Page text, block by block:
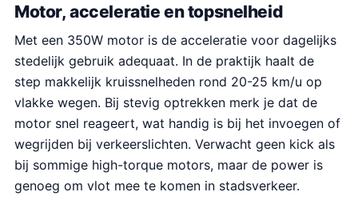
Motor, acceleratie en topsnelheid
Met een 350W motor is de acceleratie voor dagelijks
stedelijk gebruik adequaat. In de praktijk haalt de
step makkelijk kruissnelheden rond 20-25 km/u op
vlakke wegen. Bij stevig optrekken merk je dat de
motor snel reageert, wat handig is bij het invoegen of
wegrijden bij verkeerslichten. Verwacht geen kick als
bij sommige high-torque motors, maar de power is
genoeg om vlot mee te komen in stadsverkeer.